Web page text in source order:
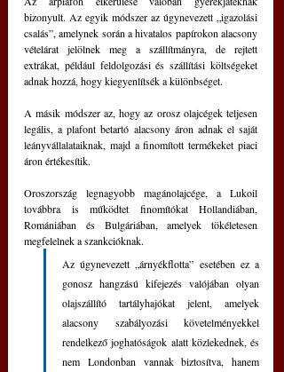
bizonyult. Az egyik módszer az úgynevezett „igazolási
csalás”, amelynek során a hivatalos papírokon alacsony
vételárat jelölnek meg a szállítmányra, de rejtett
extrákat, például feldolgozási és szállítási költségeket
adnak hozzá, hogy kiegyenlítsék a különbséget.
A másik módszer az, hogy az orosz olajcégek teljesen
legális, a plafont betartó alacsony áron adnak el saját
leányvállalataiknak, majd a finomított termékeket piaci
áron értékesítik.
Oroszország legnagyobb magánolajcége, a Lukoil
továbbra is működtet finomítókat Hollandiában,
Romániában és Bulgáriában, amelyek tökéletesen
megfelelnek a szankcióknak.
Az úgynevezett „árnyékflotta” esetében ez a
gonosz hangzású kifejezés valójában olyan
olajszállító tartályhajókat jelent, amelyek
alacsony szabályozási követelményekkel
rendelkező joghatóságok alatt közlekednek, és
nem Londonban vannak biztosítva, hanem